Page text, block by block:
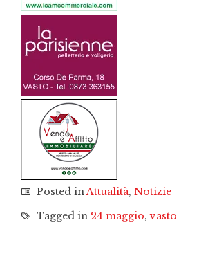
Posted inAttualità, Notizie
Tagged in 24 maggio,vasto